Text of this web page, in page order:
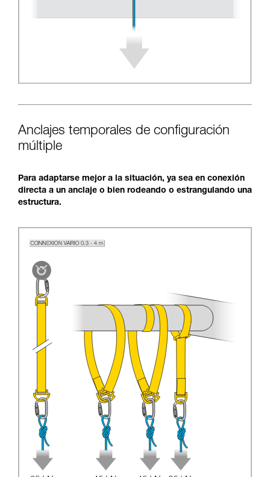
Anclajes temporales de configuración
múltiple
Para adaptarse mejor a la situación, ya sea en conexión
directa a un anclaje o bien rodeando o estrangulando una
estructura.